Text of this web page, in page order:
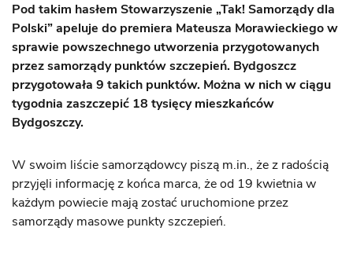
Pod takim hasłem Stowarzyszenie „Tak! Samorządy dla
Polski” apeluje do premiera Mateusza Morawieckiego w
sprawie powszechnego utworzenia przygotowanych
przez samorządy punktów szczepień. Bydgoszcz
przygotowała 9 takich punktów. Można w nich w ciągu
tygodnia zaszczepić 18 tysięcy mieszkańców
Bydgoszczy.
W swoim liście samorządowcy piszą m.in., że z radością
przyjęli informację z końca marca, że od 19 kwietnia w
każdym powiecie mają zostać uruchomione przez
samorządy masowe punkty szczepień.